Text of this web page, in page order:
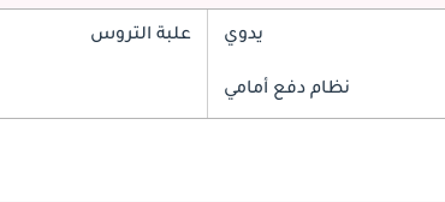
يدوي علبة التروس
نظام دفع أمامي